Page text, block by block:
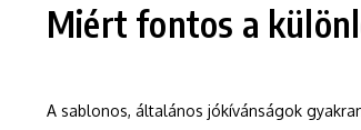
Miért fontos a
A sablonos, általános jókívánságok